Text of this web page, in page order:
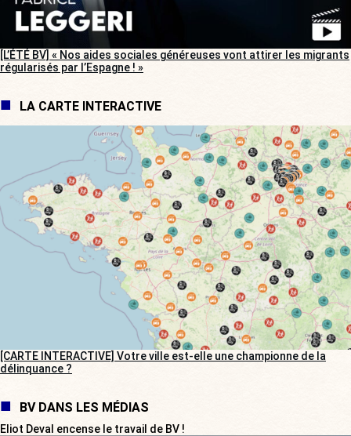
[L’ÉTÉ BV] « Nos aides sociales généreuses vont attirer les migrants
régularisés par l’Espagne ! »
LA CARTE INTERACTIVE
[CARTE INTERACTIVE] Votre ville est-elle une championne de la
délinquance ?
BV DANS LES MÉDIAS
Eliot Deval encense le travail de BV !